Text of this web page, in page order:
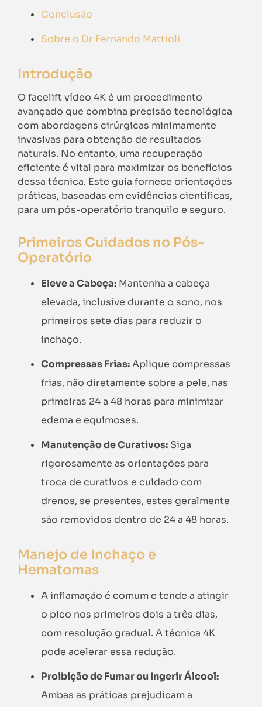
Conclusão
Sobre o Dr Fernando Mattioli
Introdução
O facelift vídeo 4K é um procedimento
avançado que combina precisão tecnológica
com abordagens cirúrgicas minimamente
invasivas para obtenção de resultados
naturais. No entanto, uma recuperação
eficiente é vital para maximizar os benefícios
dessa técnica. Este guia fornece orientações
práticas, baseadas em evidências científicas,
para um pós-operatório tranquilo e seguro.
Primeiros Cuidados no Pós-
Operatório
Eleve a Cabeça: Mantenha a cabeça
elevada, inclusive durante o sono, nos
primeiros sete dias para reduzir o
inchaço.
Compressas Frias:Aplique compressas
frias, não diretamente sobre a pele, nas
primeiras 24 a 48 horas para minimizar
edema e equimoses.
Manutenção de Curativos: Siga
rigorosamente as orientações para
troca de curativos e cuidado com
drenos, se presentes, estes geralmente
são removidos dentro de 24 a 48 horas.
Manejo de Inchaço e
Hematomas
A inflamação é comum e tende a atingir
o pico nos primeiros dois a três dias,
com resolução gradual. A técnica 4K
pode acelerar essa redução.
Proibição de Fumar ou Ingerir Álcool:
Ambas as práticas prejudicam a